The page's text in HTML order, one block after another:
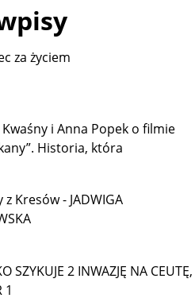
za życiem
i Anna Popek o filmie
Historia, która
Kresów - JADWIGA
SZYKUJE 2 INWAZJĘ NA CEUTĘ,
1